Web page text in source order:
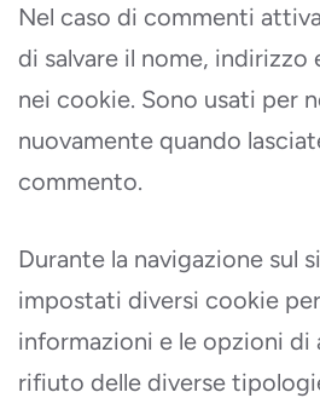
Nel caso di commenti
di salvare il nome, indirizzo
nei cookie. Sono usati per
nuovamente quando
commento.
Durante la navigazione sul
impostati diversi cookie
informazioni e le opzioni
rifiuto delle diverse